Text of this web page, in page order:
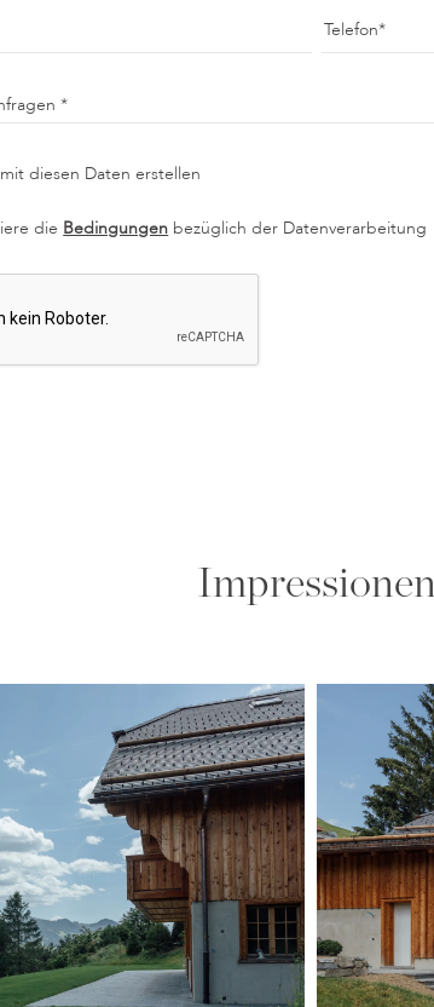
Telefon
diesen Daten erstellen
die Bedingungen bezüglich der Datenverarbeitung
Impressionen